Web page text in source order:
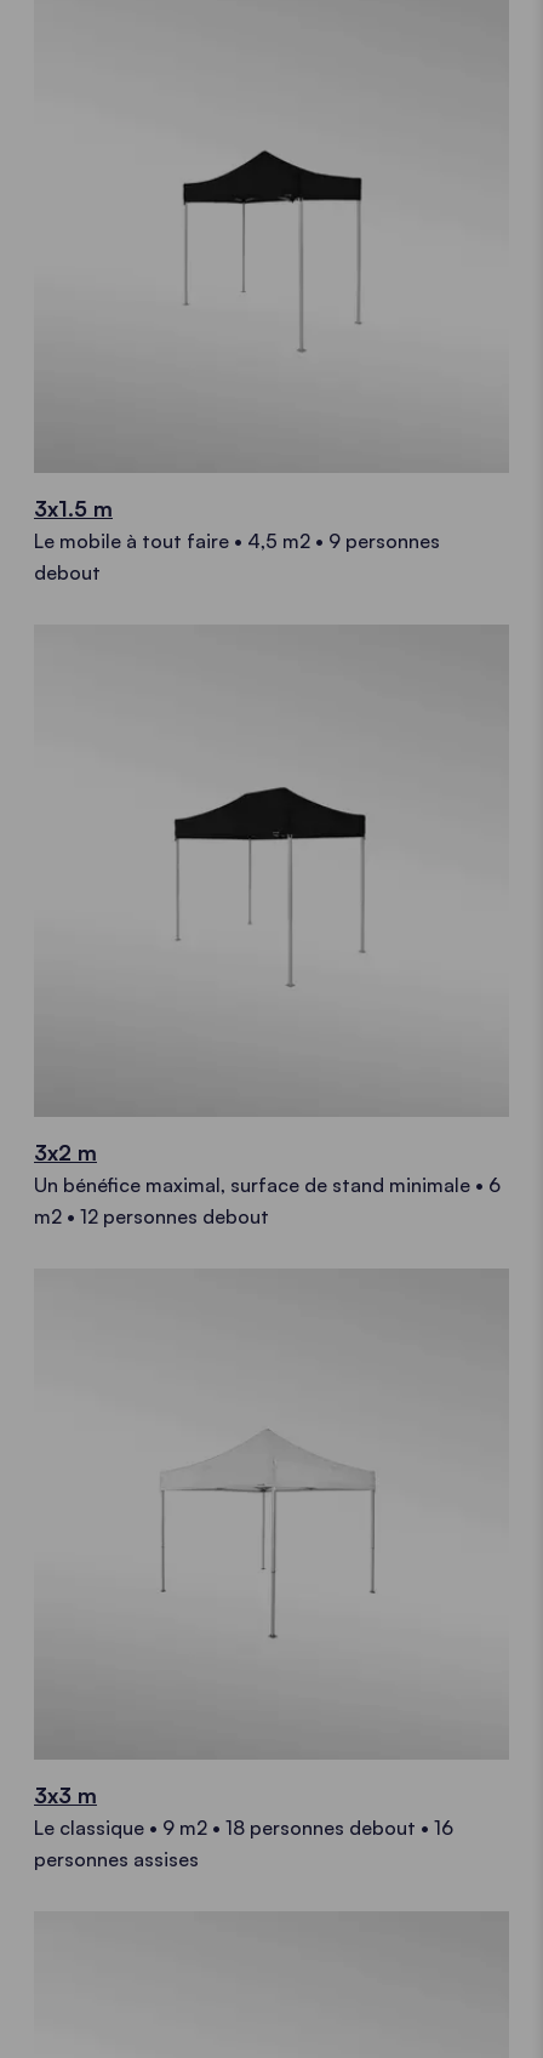
3x1.5 m
Le mobile à tout faire • 4,5 m2 • 9 personnes
debout
3x2 m
Un bénéfice maximal, surface de stand minimale • 6
m2 • 12 personnes debout
3x3 m
Le classique • 9 m2 • 18 personnes debout • 16
personnes assises